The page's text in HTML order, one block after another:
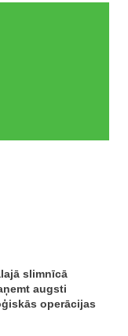
slimnīcā
augsti
operācijas